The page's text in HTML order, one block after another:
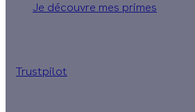
Je découvre mes primes
Trustpilot